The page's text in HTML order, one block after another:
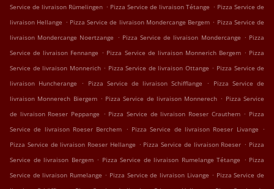
Service de livraison Rümelingen . Pizza Service de livraison Tétange . Pizza Service de
livraison Hellange . Pizza Service de livraison Mondercange Bergem . Pizza Service de
livraison Mondercange Noertzange . Pizza Service de livraison Mondercange . Pizza
Service de livraison Fennange . Pizza Service de livraison Monnerich Bergem . Pizza
Service de livraison Monnerich . Pizza Service de livraison Ottange . Pizza Service de
livraison Huncherange
. Pizza Service de livraison Schifflange .
Pizza Service de
livraison Monnerech Biergem . Pizza Service de livraison Monnerech . Pizza Service
de livraison Roeser Peppange . Pizza Service de livraison Roeser Crauthem . Pizza
Service de livraison Roeser Berchem . Pizza Service de livraison Roeser Livange .
Pizza Service de livraison Roeser Hellange . Pizza Service de livraison Roeser . Pizza
Service de livraison Bergem . Pizza Service de livraison Rumelange Tétange . Pizza
Service de livraison Rumelange . Pizza Service de livraison Livange . Pizza Service de